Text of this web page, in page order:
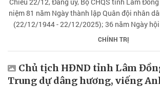
niệm 81 năm Ngày thành lập Quân đội nhân
(22/12/1944 - 22/12/2025); 36 năm Ngày
dân (22/12/1989 - 22/12/
CHÍNH TRỊ
Chủ tịch HĐND tỉnh Lâm
Trung dự dâng hương, viếng